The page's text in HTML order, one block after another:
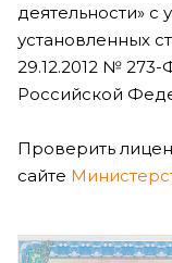
деятельности» с
установленных
29.12.2012 №
Российской
Проверить
сайте